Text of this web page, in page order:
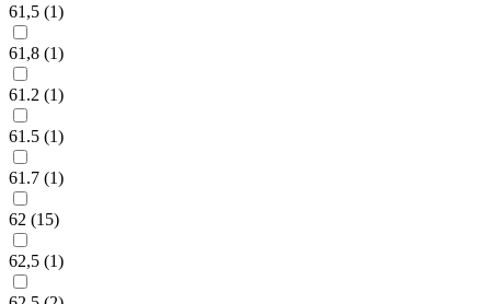
61,5 (1)
61,8 (1)
61.2 (1)
61.5 (1)
61.7 (1)
62 (15)
62,5 (1)